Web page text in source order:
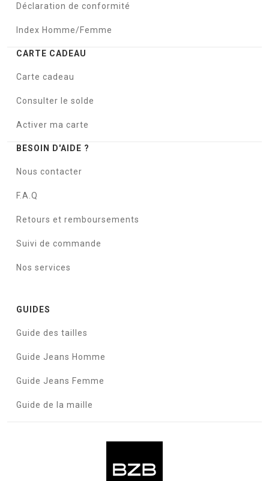
Déclaration de conformité
Index Homme/Femme
CARTE CADEAU
Carte cadeau
Consulter le solde
Activer ma carte
BESOIN D'AIDE ?
Nous contacter
F.A.Q
Retours et remboursements
Suivi de commande
Nos services
GUIDES
Guide des tailles
Guide Jeans Homme
Guide Jeans Femme
Guide de la maille